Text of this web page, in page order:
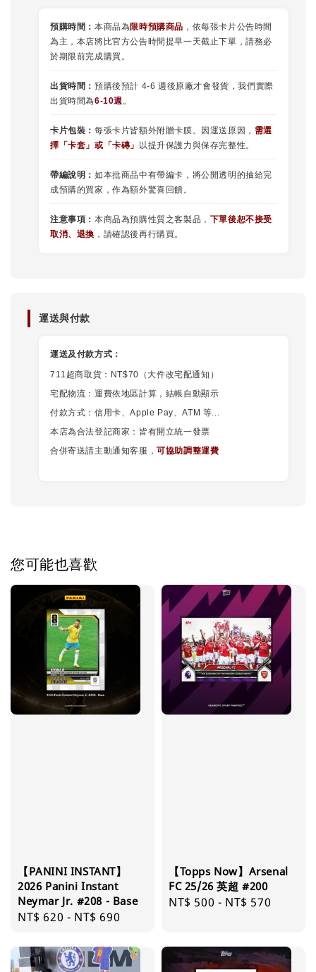
預購時間： 本商品為限時預購商品 ，依每張卡片公告時間
為主，本店將比官方公告時間提早一天截止下單，請務必
於期限前完成購買。
出貨時間： 預購後預計 4-6 週後原廠才會發貨，我們實際
出貨時間為6-10週。
卡片包裝： 每張卡片皆額外附贈卡膜。因運送原因， 需選
擇 「卡套 」或 「卡磚」 以提升保護力與保存完整性。
帶編說明： 如本批商品中有帶編卡，將公開透明的抽給完
成預購的買家，作為額外驚喜回饋。
注意事項： 本商品為預購性質之客製品， 下單後恕不接受
取消、退換 ，請確認後再行購買。
運送與付款
運送及付款方式：
711超商取貨：NT$70（大件改宅配通知）
宅配物流：運費依地區計算，結帳自動顯示
付款方式：信用卡、Apple Pay、ATM 等...
本店為合法登記商家：皆有開立統一發票
合併寄送請主動通知客服，可協助調整運費
您可能也喜歡
【PANINI INSTANT】
2026 Panini Instant
Neymar Jr. #208 - Base
Regular
NT$ 620 - NT$ 690
【Topps Now】Arsenal
FC 25/26 英超 #200
Regular
NT$ 500 - NT$ 570